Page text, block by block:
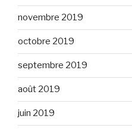
novembre 2019
octobre 2019
septembre 2019
août 2019
juin 2019